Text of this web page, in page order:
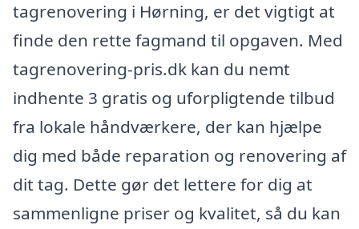
tagrenovering i Hørning, er det vigtigt at
finde den rette fagmand til opgaven. Med
tagrenovering-pris.dk kan du nemt
indhente 3 gratis og uforpligtende tilbud
fra lokale håndværkere, der kan hjælpe
dig med både reparation og renovering af
dit tag. Dette gør det lettere for dig at
sammenligne priser og kvalitet, så du kan